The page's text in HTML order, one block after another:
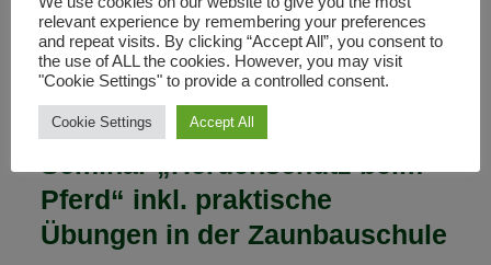
Seminar „Herdenschutz beim
Pferd“ inkl. praktische
Übungen in der Zaunbauschule
relevant experience by remembering your preferences
and repeat visits. By clicking “Accept All”, you consent to
the use of ALL the cookies. However, you may visit
"Cookie Settings" to provide a controlled consent.
Cookie Settings Accept All